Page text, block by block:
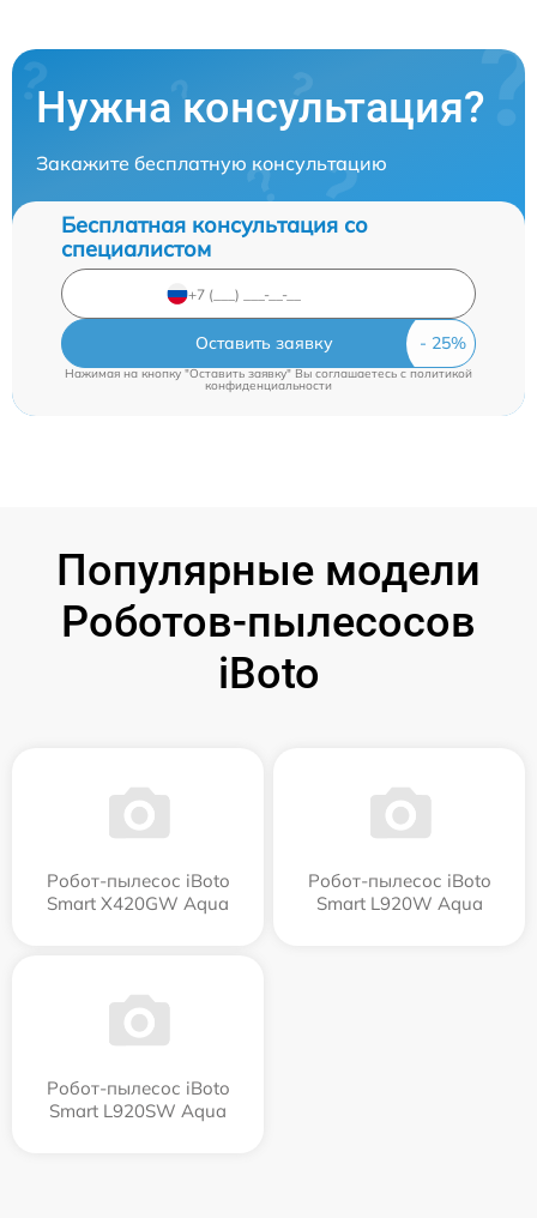
Нужна консультация?
Закажите бесплатную консультацию
Бесплатная консультация со
специалистом
Оставить заявку
Нажимая на кнопку "Оставить заявку" Вы соглашаетесь c политикой
конфиденциальности
Популярные модели
Роботов-пылесосов
iBoto
Робот-пылесос iBoto
Smart Х420GW Aqua
Робот-пылесос iBoto
Smart L920W Aqua
Робот-пылесос iBoto
Smart L920SW Aqua